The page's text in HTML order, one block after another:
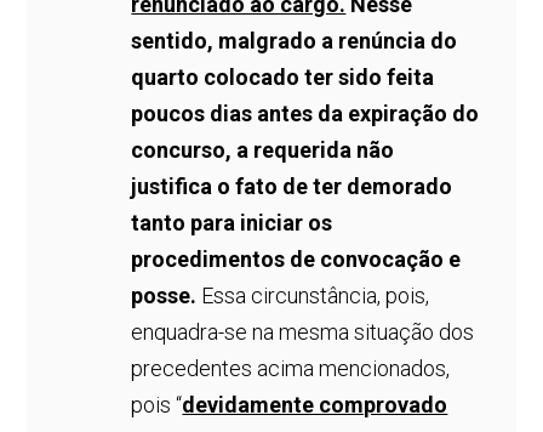
sentido, malgrado a renúncia do
quarto colocado ter sido feita
poucos dias antes da expiração do
concurso, a requerida não
justifica o fato de ter demorado
tanto para iniciar os
procedimentos de convocação e
posse. Essa circunstância, pois,
enquadra-se na mesma situação dos
precedentes acima mencionados,
pois “devidamente comprovado